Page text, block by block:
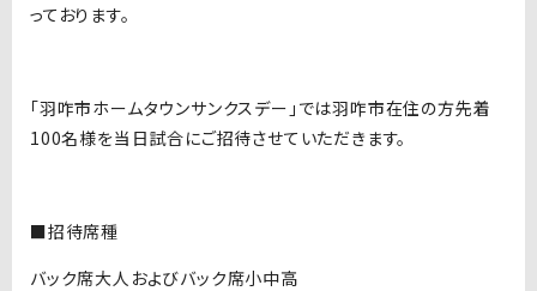
っております。
「羽咋市ホームタウンサンクスデー」では羽咋市在住の方先着
100名様を当日試合にご招待させていただきます。
■招待席種
バック席大人およびバック席小中高